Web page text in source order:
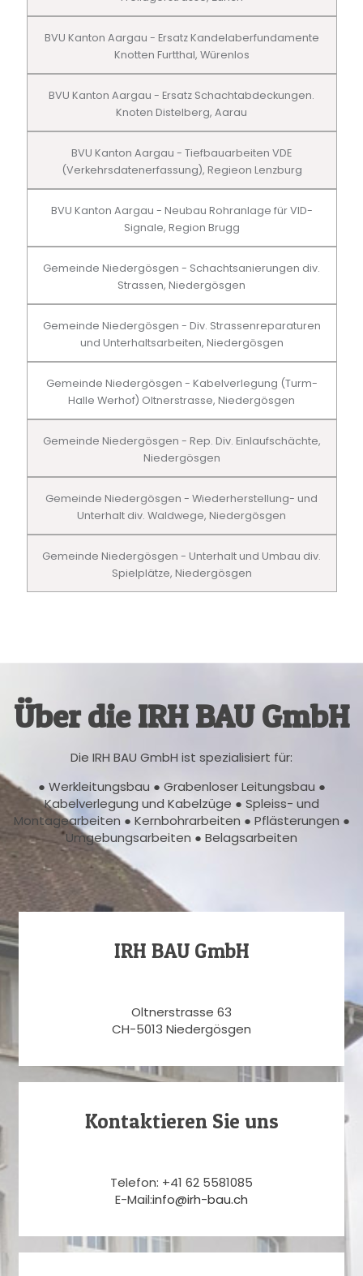
BVU Kanton Aargau - Ersatz Kandelaberfundamente
Knotten Furtthal, Würenlos
BVU Kanton Aargau - Ersatz Schachtabdeckungen.
Knoten Distelberg, Aarau
BVU Kanton Aargau - Tiefbauarbeiten VDE
(Verkehrsdatenerfassung), Regieon Lenzburg
BVU Kanton Aargau - Neubau Rohranlage für VID-
Signale, Region Brugg
Gemeinde Niedergösgen - Schachtsanierungen div.
Strassen, Niedergösgen
Gemeinde Niedergösgen - Div. Strassenreparaturen
und Unterhaltsarbeiten, Niedergösgen
Gemeinde Niedergösgen - Kabelverlegung (Turm-
Halle Werhof) Oltnerstrasse, Niedergösgen
Gemeinde Niedergösgen - Rep. Div. Einlaufschächte,
Niedergösgen
Gemeinde Niedergösgen - Wiederherstellung- und
Unterhalt div. Waldwege, Niedergösgen
Gemeinde Niedergösgen - Unterhalt und Umbau div.
Spielplätze, Niedergösgen
Über die IRH BAU GmbH
Die IRH BAU GmbH ist spezialisiert für:
● Werkleitungsbau ● Grabenloser Leitungsbau ●
Kabelverlegung und Kabelzüge ● Spleiss- und
Montagearbeiten ● Kernbohrarbeiten ● Pflästerungen ●
Umgebungsarbeiten ● Belagsarbeiten
IRH BAU GmbH
Oltnerstrasse 63
CH-5013 Niedergösgen
Kontaktieren Sie uns
Telefon: +41 62 5581085
E-Mail:info@irh-bau.ch